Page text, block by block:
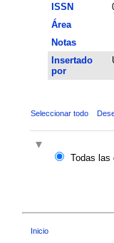
ISSN
Área
Notas
Insertado
por
Seleccionar todo
Todas las
Inicio